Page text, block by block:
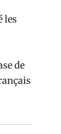
les
de